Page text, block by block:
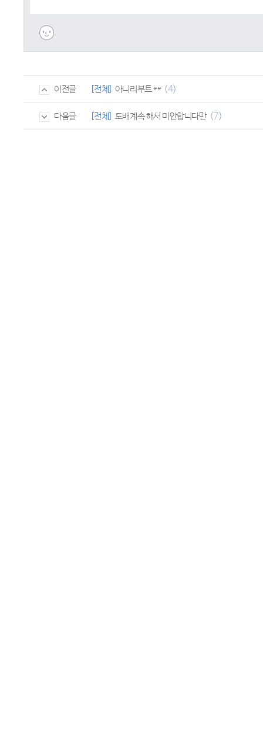
이전글 [전체] 아니리부트 ** (4)
다음글 [전체] 도배계속 해서 미안합니다만 (7)